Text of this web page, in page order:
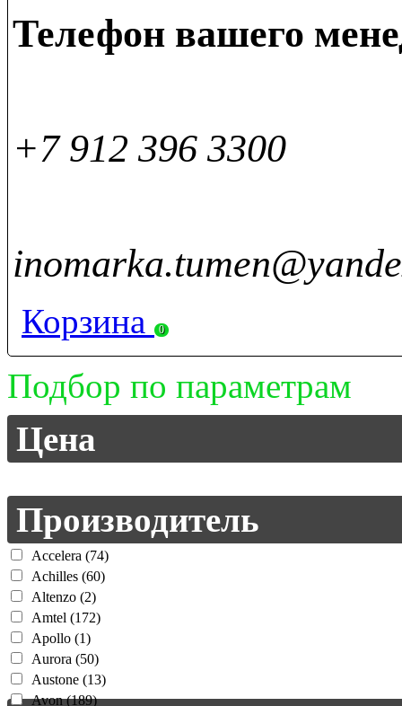
Телефон вашего
+7 912 396 3300
Корзина 0
Подбор по параметрам
Цена
Производитель
Accelera (74)
Achilles (60)
Altenzo (2)
Amtel (172)
Apollo (1)
Aurora (50)
Austone (13)
Avon (189)